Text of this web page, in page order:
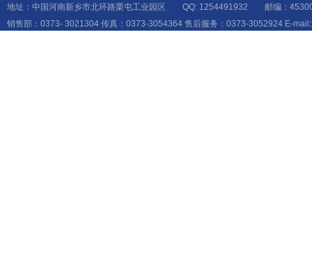
地址：中国河南新乡市北环路栗屯工业园区 QQ: 1254491932 邮编：
销售部：0373- 3021304 传真：0373-3054364 售后服务：0373-3052924 E-